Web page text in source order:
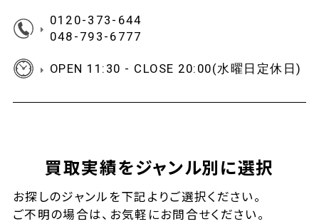
0120-373-644
048-793-6777
OPEN 11:30 - CLOSE 20:00(水曜日定休日)
買取実績をジャンル別に選択
お探しのジャンルを下記よりご選択ください。
ご不明の場合は、お気軽にお問合せください。